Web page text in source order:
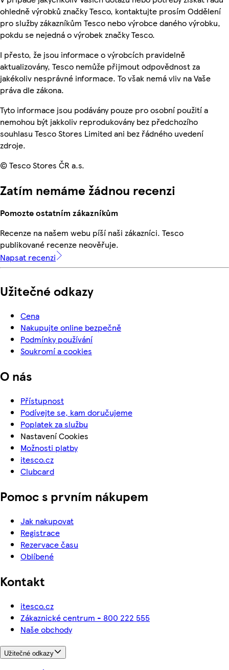
ohledně výrobků značky Tesco, kontaktujte prosím Oddělení
pro služby zákazníkům Tesco nebo výrobce daného výrobku,
pokdu se nejedná o výrobek značky Tesco.
I přesto, že jsou informace o výrobcích pravidelně
aktualizovány, Tesco nemůže přijmout odpovědnost za
jakékoliv nesprávné informace. To však nemá vliv na Vaše
práva dle zákona.
Tyto informace jsou podávány pouze pro osobní použití a
nemohou být jakkoliv reprodukovány bez předchozího
souhlasu Tesco Stores Limited ani bez řádného uvedení
zdroje.
© Tesco Stores ČR a.s.
Zatím nemáme žádnou recenzi
Pomozte ostatním zákazníkům
Recenze na našem webu píší naši zákazníci. Tesco
publikované recenze neověřuje.
Napsat recenzi
Užitečné odkazy
Cena
Nakupujte online bezpečně
Podmínky používání
Soukromí a cookies
O nás
Přístupnost
Podívejte se, kam doručujeme
Poplatek za službu
Nastavení Cookies
Možnosti platby
itesco.cz
Clubcard
Pomoc s prvním nákupem
Jak nakupovat
Registrace
Rezervace času
Oblíbené
Kontakt
itesco.cz
Zákaznické centrum - 800 222 555
Naše obchody
Užitečné odkazy